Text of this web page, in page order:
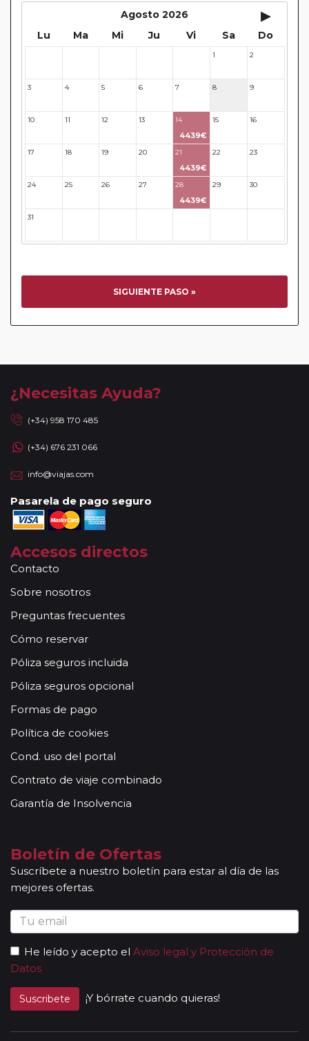
Agosto 2026
▸
Lu Ma Mi Ju Vi Sa Do
1 2
3 4 5 6 7 8 9
10 11 12 13 14
4439€
15 16
17 18 19 20 21
4439€
22 23
24 25 26 27 28
4439€
29 30
31
SIGUIENTE PASO »
¿Necesitas Ayuda?
(+34) 958 170 485
(+34) 676 231 066
info@viajas.com
Pasarela de pago seguro
Accesos directos
Contacto
Sobre nosotros
Preguntas frecuentes
Cómo reservar
Póliza seguros incluida
Póliza seguros opcional
Formas de pago
Política de cookies
Cond. uso del portal
Contrato de viaje combinado
Garantía de Insolvencia
Boletín de Ofertas
Suscríbete a nuestro boletín para estar al día de las
mejores ofertas.
He leído y acepto el Aviso legal y Protección de
Datos
Suscribete ¡Y bórrate cuando quieras!